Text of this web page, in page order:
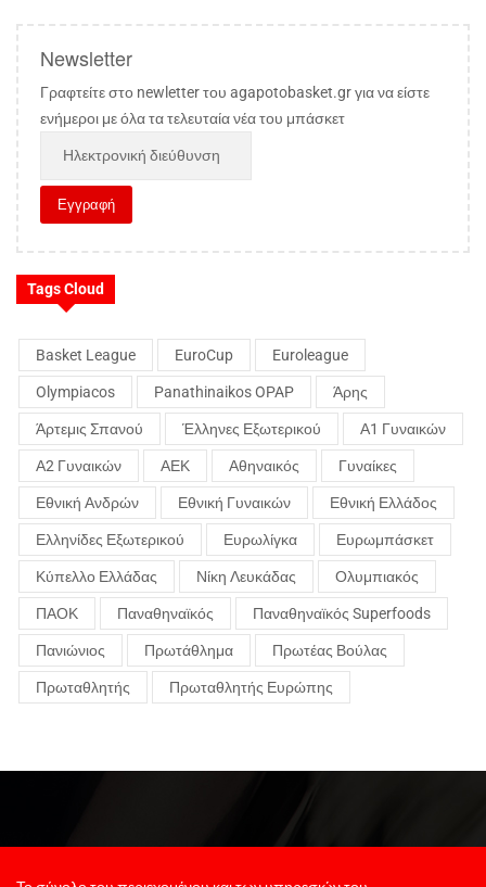
Newsletter
Γραφτείτε στο newletter του agapotobasket.gr για να είστε
ενήμεροι με όλα τα τελευταία νέα του μπάσκετ
Tags Cloud
Basket League EuroCup Euroleague
Olympiacos Panathinaikos OPAP Άρης
Άρτεμις Σπανού Έλληνες Εξωτερικού Α1 Γυναικών
Α2 Γυναικών ΑΕΚ Αθηναικός Γυναίκες
Εθνική Ανδρών Εθνική Γυναικών Εθνική Ελλάδος
Ελληνίδες Εξωτερικού Ευρωλίγκα Ευρωμπάσκετ
Κύπελλο Ελλάδας Νίκη Λευκάδας Ολυμπιακός
ΠΑΟΚ Παναθηναϊκός Παναθηναϊκός Superfoods
Πανιώνιος Πρωτάθλημα Πρωτέας Βούλας
Πρωταθλητής Πρωταθλητής Ευρώπης